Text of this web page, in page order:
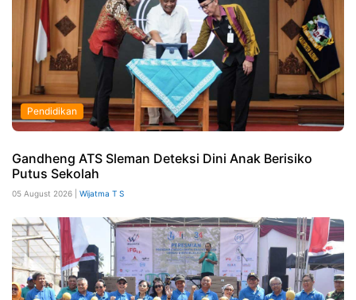
Pendidikan
Gandheng ATS Sleman Deteksi Dini Anak Berisiko
Putus Sekolah
05 August 2026 | Wijatma T S